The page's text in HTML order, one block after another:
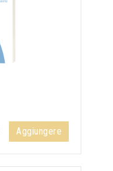
Aggiungere